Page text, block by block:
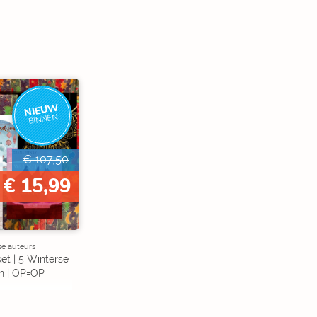
NIEUW
BINNEN
€ 107,50
€ 15,99
auteurs
| 5 Winterse
| OP=OP